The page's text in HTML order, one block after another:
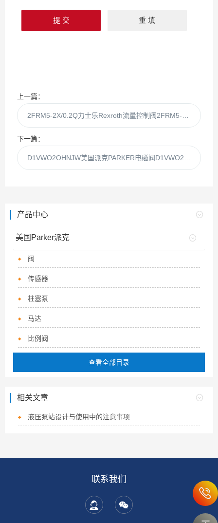
上一篇：
下一篇：
产品中心
美国Parker派克
阀
传感器
柱塞泵
马达
比例阀
查看全部目录
相关文章
液压泵站设计与使用中的注意事项
联系我们